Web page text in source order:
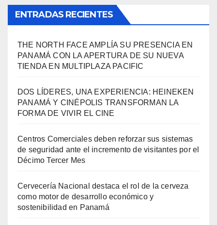
ENTRADAS RECIENTES
THE NORTH FACE AMPLÍA SU PRESENCIA EN
PANAMÁ CON LA APERTURA DE SU NUEVA
TIENDA EN MULTIPLAZA PACIFIC
DOS LÍDERES, UNA EXPERIENCIA: HEINEKEN
PANAMÁ Y CINÉPOLIS TRANSFORMAN LA
FORMA DE VIVIR EL CINE
Centros Comerciales deben reforzar sus sistemas
de seguridad ante el incremento de visitantes por el
Décimo Tercer Mes
Cervecería Nacional destaca el rol de la cerveza
como motor de desarrollo económico y
sostenibilidad en Panamá